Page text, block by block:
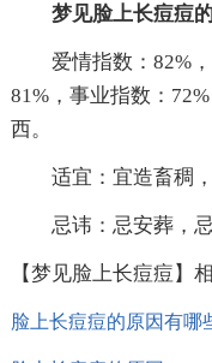
梦见脸上长痘痘
爱情指数：82%，
81%，事业指数：
西。
适宜：宜造畜稠，
忌讳：忌安葬，忌
【梦见脸上长痘痘】
脸上长痘痘的原因有哪